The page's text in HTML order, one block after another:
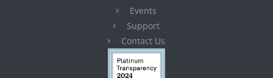
Events
Support
Contact Us